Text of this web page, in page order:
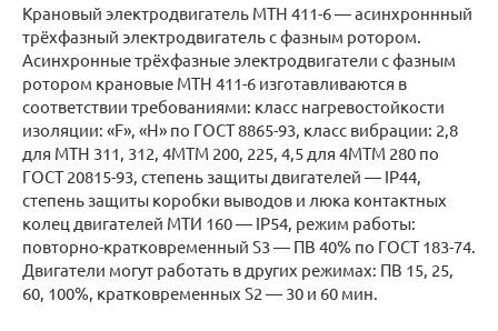
Крановый электродвигатель МТН 411-6 — асинхроннный
трёхфазный электродвигатель с фазным ротором.
Асинхронные трёхфазные электродвигатели с фазным
ротором крановые МТН 411-6 изготавливаются в
соответствии требованиями: класс нагревостойкости
изоляции: «F», «Н» по ГОСТ 8865-93, класс вибрации: 2,8
для МТН 311, 312, 4МТМ 200, 225, 4,5 для 4МТМ 280 по
ГОСТ 20815-93, степень защиты двигателей — IP44,
степень защиты коробки выводов и люка контактных
колец двигателей МТИ 160 — IP54, режим работы:
повторно-кратковременный S3 — ПВ 40% по ГОСТ 183-74.
Двигатели могут работать в других режимах: ПВ 15, 25,
60, 100%, кратковременных S2 — 30 и 60 мин.